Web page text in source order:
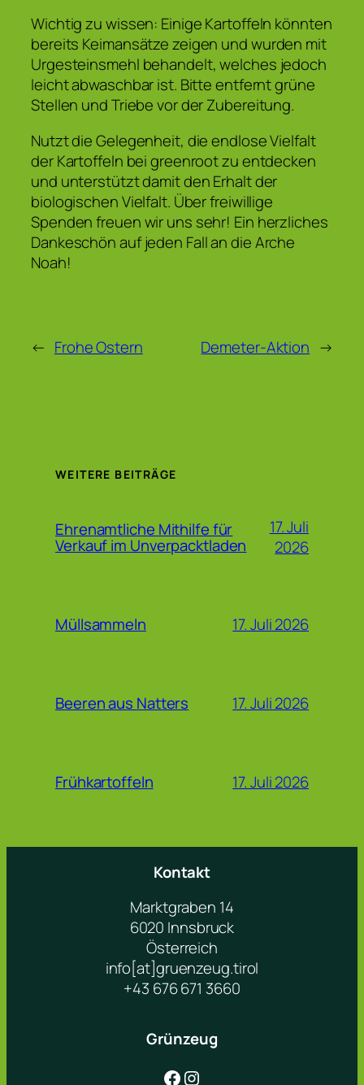
Wichtig zu wissen: Einige Kartoffeln könnten
bereits Keimansätze zeigen und wurden mit
Urgesteinsmehl behandelt, welches jedoch
leicht abwaschbar ist. Bitte entfernt grüne
Stellen und Triebe vor der Zubereitung.
Nutzt die Gelegenheit, die endlose Vielfalt
der Kartoffeln bei greenroot zu entdecken
und unterstützt damit den Erhalt der
biologischen Vielfalt. Über freiwillige
Spenden freuen wir uns sehr! Ein herzliches
Dankeschön auf jeden Fall an die Arche
Noah!
← Frohe Ostern Demeter-Aktion →
WEITERE BEITRÄGE
Ehrenamtliche Mithilfe für
Verkauf im Unverpacktladen
17. Juli
2026
Müllsammeln 17. Juli 2026
Beeren aus Natters 17. Juli 2026
Frühkartoffeln 17. Juli 2026
Kontakt
Marktgraben 14
6020 Innsbruck
Österreich
info[at]gruenzeug.tirol
+43 676 671 3660
Grünzeug
Facebook Instagram